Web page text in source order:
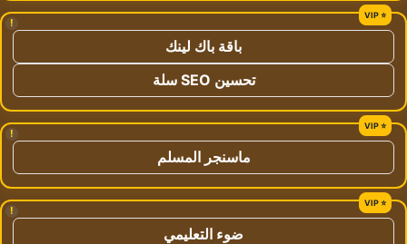
!
باقة باك لينك
تحسين SEO سلة
!
ماسنجر المسلم
!
ضوء التعليمي